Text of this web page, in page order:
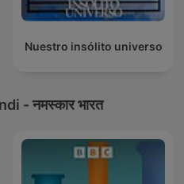
Nuestro insólito universo
- नमस्कार भारत